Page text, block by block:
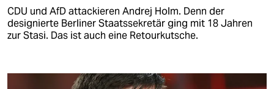
CDU und AfD attackieren Andrej Holm. Denn der
designierte Berliner Staatssekretär ging mit 18 Jahren
zur Stasi. Das ist auch eine Retourkutsche.